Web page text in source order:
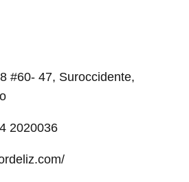
#60- 47, Suroccidente,
2020036